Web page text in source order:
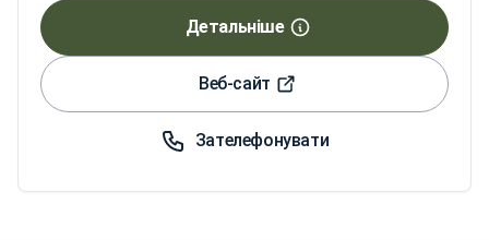
Детальніше
Веб-сайт
Зателефонувати